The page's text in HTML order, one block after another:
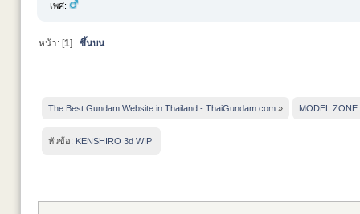
เพศ:
หน้า: [1] ขึ้นบน
The Best Gundam Website in Thailand - ThaiGundam.com » MODEL ZONE
หัวข้อ: KENSHIRO 3d WIP